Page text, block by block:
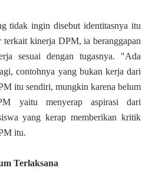
tidak ingin disebut identitasnya itu
terkait kinerja DPM, ia beranggapan
sesuai dengan tugasnya. "Ada
contohnya yang bukan kerja dari
itu sendiri, mungkin karena belum
yaitu menyerap aspirasi dari
yang kerap memberikan kritik
itu.
Terlaksana